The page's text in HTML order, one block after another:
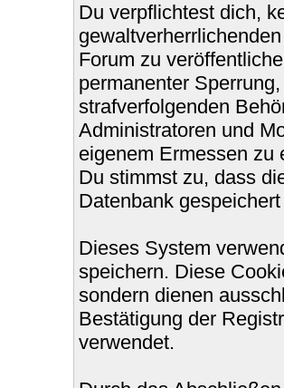
Du verpflichtest dich,
Forum zu
permanenter
strafverfolgenden
Administratoren und
eigenem Ermessen zu
Du stimmst zu, dass
Datenbank
Dieses System
speichern. Diese
sondern dienen
Bestätigung der
verwendet.